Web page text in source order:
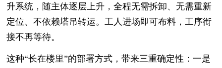
升系统，随主体逐层上升，全程无需拆卸、无需重新
定位、不依赖塔吊转运。工人进场即可布料，工序衔
接不再等待。
这种“长在楼里”的部署方式，带来三重确定性：一是